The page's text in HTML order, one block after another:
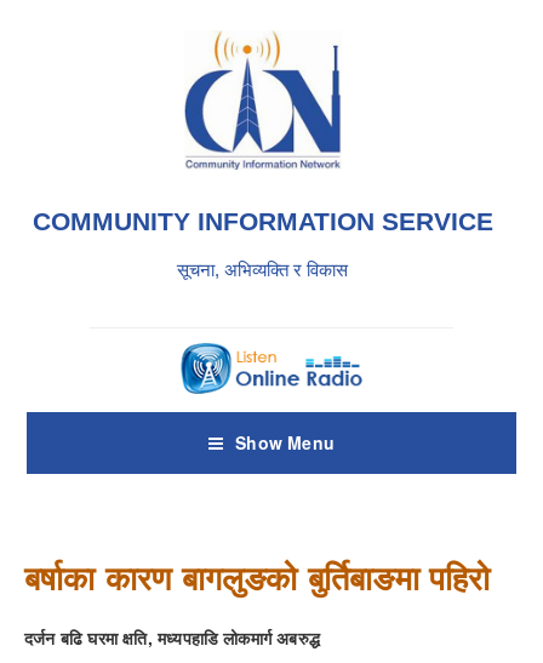
COMMUNITY INFORMATION SERVICE
सूचना, अभिव्यक्ति र विकास
Show Menu
बर्षाका कारण बागलुङको बुर्तिबाङमा पहिरो
दर्जन बढि घरमा क्षति, मध्यपहाडि लोकमार्ग अबरुद्ध